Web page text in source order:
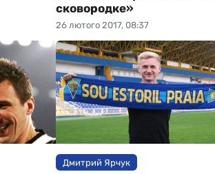
26 лютого 2017, 08:37
сковородке»
Дмитрий Ярчук